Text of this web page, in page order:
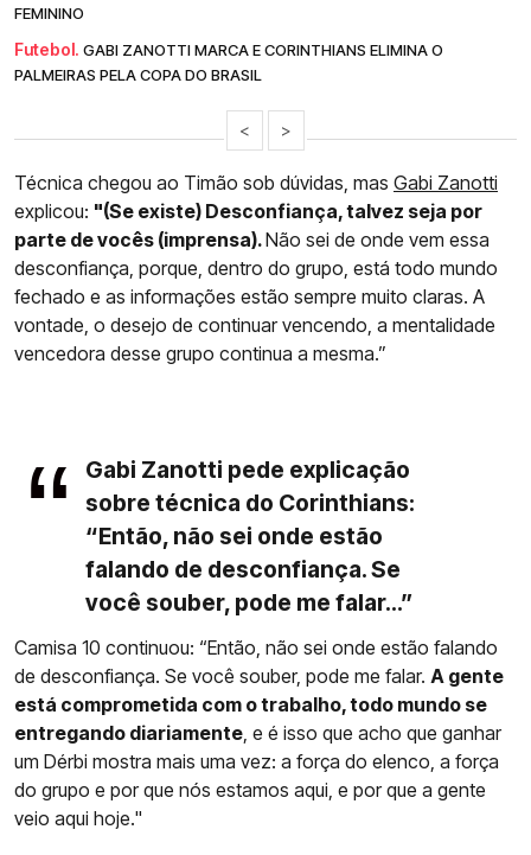
FEMININO
Futebol. GABI ZANOTTI MARCA E CORINTHIANS ELIMINA O
PALMEIRAS PELA COPA DO BRASIL
< >
Técnica chegou ao Timão sob dúvidas, mas Gabi Zanotti
explicou: "(Se existe) Desconfiança, talvez seja por
parte de vocês (imprensa).Não sei de onde vem essa
desconfiança, porque, dentro do grupo, está todo mundo
fechado e as informações estão sempre muito claras. A
vontade, o desejo de continuar vencendo, a mentalidade
vencedora desse grupo continua a mesma.”
Gabi Zanotti pede explicação
sobre técnica do Corinthians:
“Então, não sei onde estão
falando de desconfiança. Se
você souber, pode me falar...”
Camisa 10 continuou: “Então, não sei onde estão falando
de desconfiança. Se você souber, pode me falar. A gente
está comprometida com o trabalho, todo mundo se
entregando diariamente, e é isso que acho que ganhar
um Dérbi mostra mais uma vez: a força do elenco, a força
do grupo e por que nós estamos aqui, e por que a gente
veio aqui hoje."